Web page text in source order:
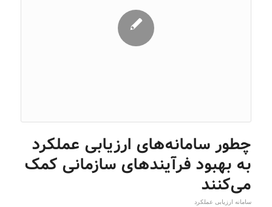
چطور سامانه‌های ارزیابی عملکرد
به بهبود فرآیندهای سازمانی کمک
می‌کنند
سامانه ارزیابی عملکرد